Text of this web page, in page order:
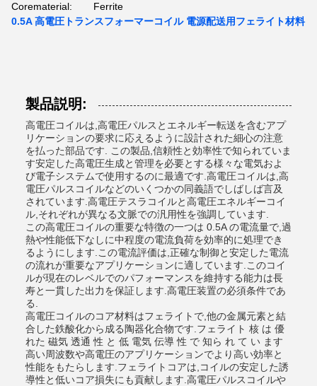
Corematerial:
Ferrite
0.5A 高電圧トランスフォーマーコイル 電源配送用フェライト材料
製品説明:
高電圧コイルは,高電圧パルスとエネルギー転送を含むアプ
リケーションの要求に応えるように設計された細心の注意
を払った部品です. この製品,信頼性と効率性で知られていま
す安定した高電圧生成と管理を必要とする様々な電気およ
び電子システムで使用するのに最適です.高電圧コイルは,高
電圧パルスコイルなどのいくつかの同義語でしばしば言及
されています.高電圧テスラコイルと高電圧エネルギーコイ
ル,それぞれが異なる文脈での汎用性を強調しています.
この高電圧コイルの重要な特徴の一つは 0.5A の電流量で,過
熱や性能低下なしに中程度の電流負荷を効率的に処理でき
るようにします.この電流評価は,正確な制御と安定した電流
の流れが重要なアプリケーションに適しています.このコイ
ルが現在のレベルでのパフォーマンスを維持する能力は長
寿と一貫した出力を保証します.高電圧装置の必須条件であ
る.
高電圧コイルのコア材料はフェライトで,他の金属元素と結
合した鉄酸化から成る陶器化合物です.フェライト 核 は 優
れた 磁気 透通 性 と 低 電気 伝導 性 で 知ら れ て い ます
高い周波数や高電圧のアプリケーションでより高い効率と
性能をもたらします.フェライトコアは,コイルの安定した誘
導性と低いコア損失にも貢献します.高電圧パルスコイルや